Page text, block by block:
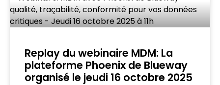
Replay du webinaire MDM: La
plateforme Phoenix de Blueway
organisé le jeudi 16 octobre 2025